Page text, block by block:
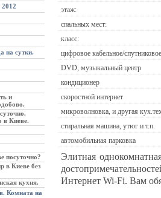
на сутки.
и
в Киеве.
посуточно?
в Киеве без
кухня.
Комната на
этаж:
спальных мест:
класс:
цифровое кабельное/
DVD, музыкальный центр
кондиционер
скоростной интернет
микроволновка, и другая
стиральная машина, утюг и т.п.
автомобильная парковка
Элитная
Интернет Wi-Fi. Вам